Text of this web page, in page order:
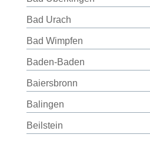
Bad Urach
Bad Wimpfen
Baden-Baden
Baiersbronn
Balingen
Beilstein